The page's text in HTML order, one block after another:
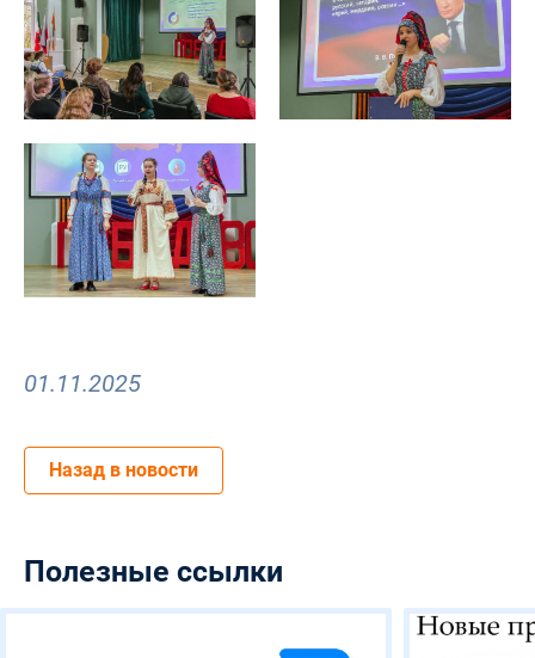
01.11.2025
Назад в новости
Полезные ссылки